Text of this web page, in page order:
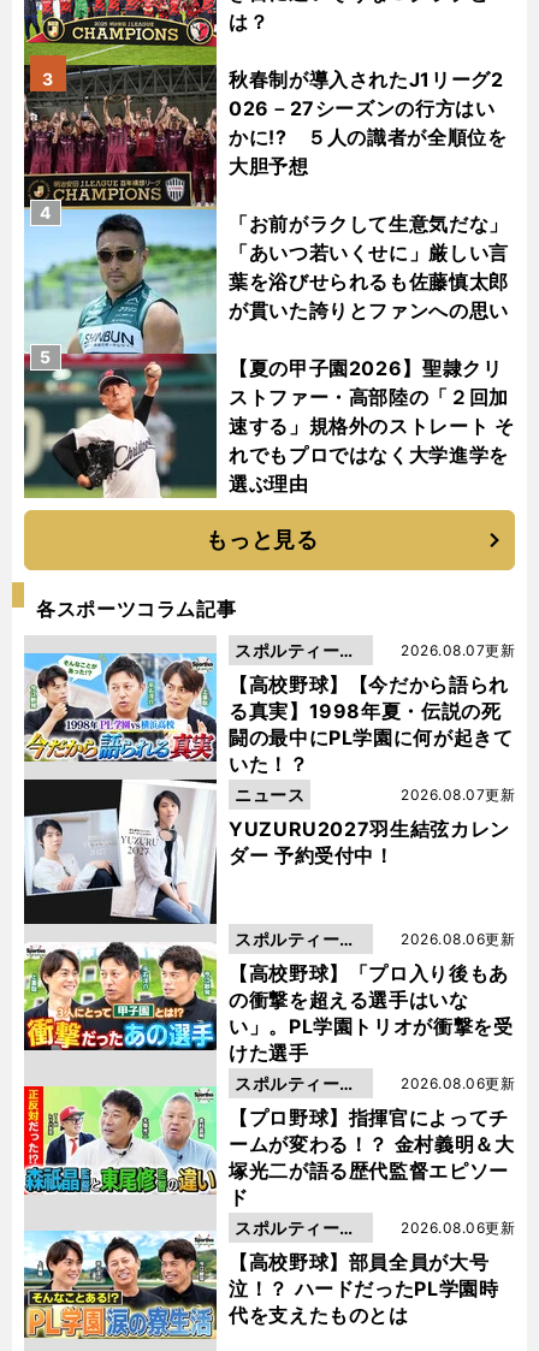
は？
秋春制が導入されたJ1リーグ2
026－27シーズンの行方はい
かに!? ５人の識者が全順位を
大胆予想
3
「お前がラクして生意気だな」
「あいつ若いくせに」厳しい言
葉を浴びせられるも佐藤慎太郎
が貫いた誇りとファンへの思い
4
【夏の甲子園2026】聖隷クリ
ストファー・高部陸の「２回加
速する」規格外のストレート そ
れでもプロではなく大学進学を
選ぶ理由
5
もっと見る
各スポーツコラム記事
【高校野球】【今だから語られ
る真実】1998年夏・伝説の死
闘の最中にPL学園に何が起きて
いた！？
2026.08.07更新
スポルティーバ
動画
YUZURU2027羽生結弦カレン
ダー 予約受付中！
2026.08.07更新
ニュース
【高校野球】「プロ入り後もあ
の衝撃を超える選手はいな
い」。PL学園トリオが衝撃を受
けた選手
2026.08.06更新
スポルティーバ
動画
【プロ野球】指揮官によってチ
ームが変わる！？ 金村義明＆大
塚光二が語る歴代監督エピソー
ド
2026.08.06更新
スポルティーバ
動画
【高校野球】部員全員が大号
泣！？ ハードだったPL学園時
代を支えたものとは
2026.08.06更新
スポルティーバ
動画